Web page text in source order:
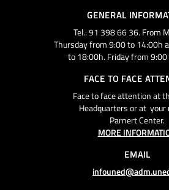
GENERAL
Tel.: 91 398 66 36. From
Thursday from 9:00 to 14:00h
to 18:00h. Friday from
FACE TO FACE
Face to face attention at
Headquarters or at your
Parnert Center.
MORE
EMAIL